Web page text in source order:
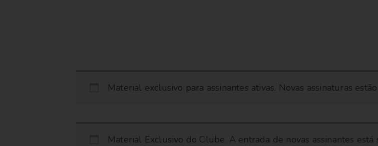
Material exclusivo para assinantes ativas. Novas assinaturas
Material Exclusivo do Clube. A entrada de novas assinantes está